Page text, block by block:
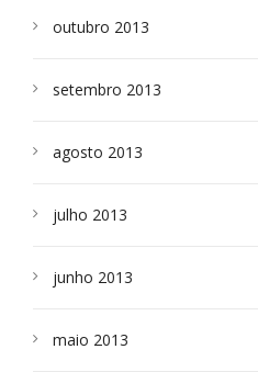
outubro 2013
setembro 2013
agosto 2013
julho 2013
junho 2013
maio 2013